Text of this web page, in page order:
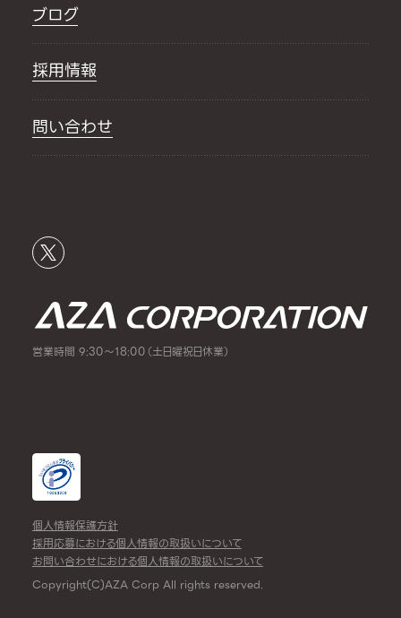
ブログ
採用情報
問い合わせ
営業時間 9:30～18:00（土日曜祝日休業）
個人情報保護方針
採用応募における個人情報の取扱いについて
お問い合わせにおける個人情報の取扱いについて
Copyright(C)AZA Corp All rights reserved.